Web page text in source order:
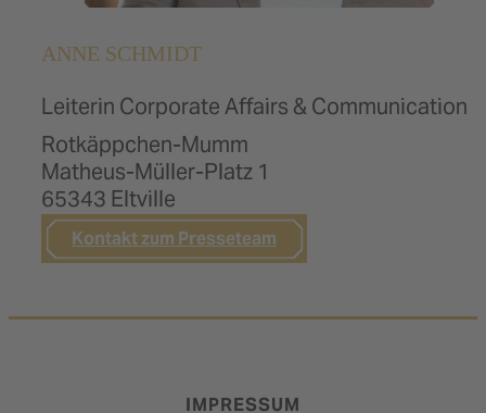
Nordbrand Nordhausen
Pfeffi
Reidemeister & Ulrichs
Ritmo de la Vida
Rotkäppchen
Sprizzero
ANNE SCHMIDT
Leiterin Corporate Affairs & Communication
Rotkäppchen-Mumm
Matheus-Müller-Platz 1
65343 Eltville
Kontakt zum Presseteam
IMPRESSUM